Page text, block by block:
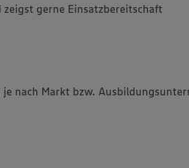
gerne Einsatzbereitschaft
nach Markt bzw.